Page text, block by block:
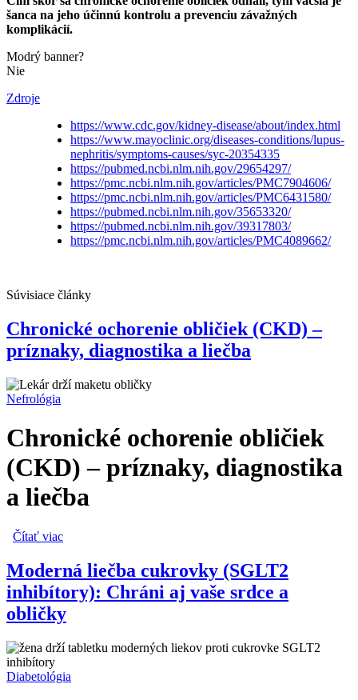
šanca na jeho účinnú kontrolu a prevenciu závažných
komplikácií.
Modrý banner?
Nie
Zdroje
https://www.cdc.gov/kidney-disease/about/index.html
https://www.mayoclinic.org/diseases-conditions/lupus-
nephritis/symptoms-causes/syc-20354335
https://pubmed.ncbi.nlm.nih.gov/29654297/
https://pmc.ncbi.nlm.nih.gov/articles/PMC7904606/
https://pmc.ncbi.nlm.nih.gov/articles/PMC6431580/
https://pubmed.ncbi.nlm.nih.gov/35653320/
https://pubmed.ncbi.nlm.nih.gov/39317803/
https://pmc.ncbi.nlm.nih.gov/articles/PMC4089662/
Súvisiace články
Chronické ochorenie obličiek (CKD) –
príznaky, diagnostika a liečba
Nefrológia
Chronické ochorenie obličiek
(CKD) – príznaky, diagnostika
a liečba
Čítať viac
Moderná liečba cukrovky (SGLT2
inhibítory): Chráni aj vaše srdce a
obličky
Diabetológia